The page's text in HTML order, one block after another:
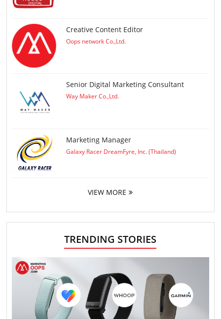
Creative Content Editor
Oops network Co.,Ltd.
Senior Digital Marketing Consultant
Way Maker Co.,Ltd.
Marketing Manager
Galaxy Racer DreamFyre, Inc. (Thailand)
VIEW MORE
TRENDING STORIES